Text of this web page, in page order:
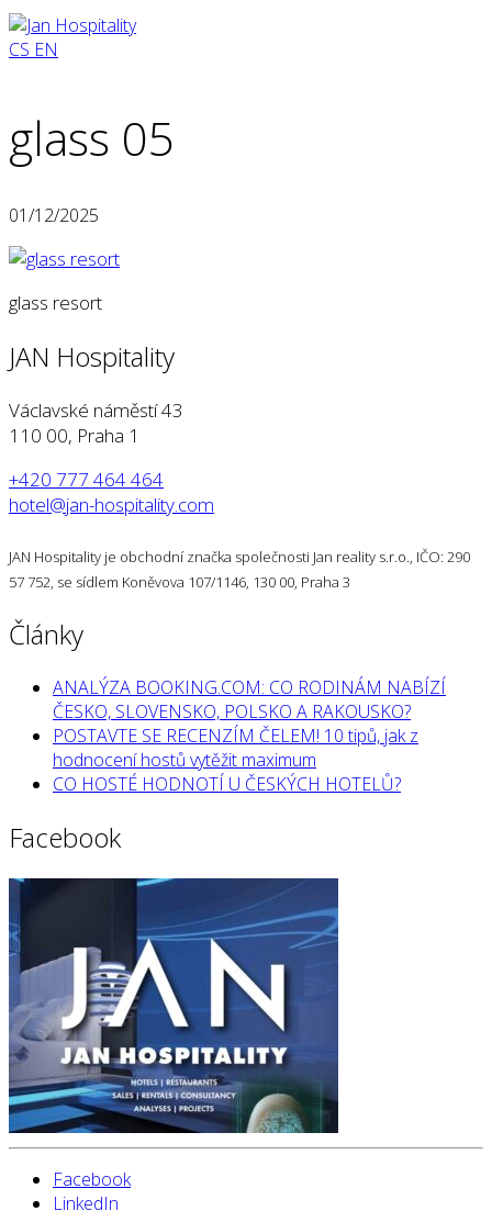
CS EN
glass 05
01/12/2025
glass resort
JAN Hospitality
Václavské náměstí 43
110 00, Praha 1
+420 777 464 464
hotel@jan-hospitality.com
JAN Hospitality je obchodní značka společnosti Jan reality s.r.o., IČO: 290
57 752, se sídlem Koněvova 107/1146, 130 00, Praha 3
Články
ANALÝZA BOOKING.COM: CO RODINÁM NABÍZÍ
ČESKO, SLOVENSKO, POLSKO A RAKOUSKO?
POSTAVTE SE RECENZÍM ČELEM! 10 tipů, jak z
hodnocení hostů vytěžit maximum
CO HOSTÉ HODNOTÍ U ČESKÝCH HOTELŮ?
Facebook
Facebook
LinkedIn